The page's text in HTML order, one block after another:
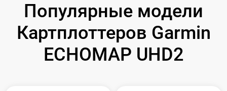
Популярные модели
Картплоттеров Garmin
ECHOMAP UHD2